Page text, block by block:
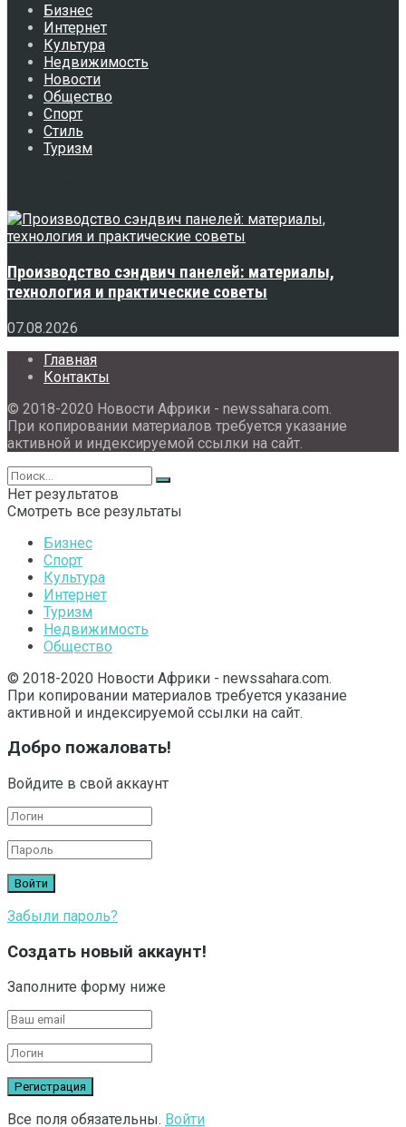
Бизнес
Интернет
Культура
Недвижимость
Новости
Общество
Спорт
Стиль
Туризм
Производство сэндвич панелей: материалы,
технология и практические советы
07.08.2026
Главная
Контакты
© 2018-2020 Новости Африки - newssahara.com.
При копировании материалов требуется указание
активной и индексируемой ссылки на сайт.
Нет результатов
Смотреть все результаты
Бизнес
Спорт
Культура
Интернет
Туризм
Недвижимость
Общество
© 2018-2020 Новости Африки - newssahara.com.
При копировании материалов требуется указание
активной и индексируемой ссылки на сайт.
Добро пожаловать!
Войдите в свой аккаунт
Забыли пароль?
Создать новый аккаунт!
Заполните форму ниже
Все поля обязательны. Войти